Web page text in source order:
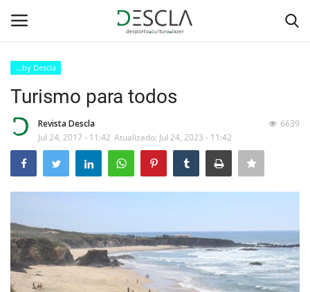
Home
...by Descla
Desporto
Contactos
Sobre Nós
...by Descla
Turismo para todos
Revista Descla
Jul 24, 2017 - 11:42 Atualizado: Jul 24, 2023 - 11:42
6639